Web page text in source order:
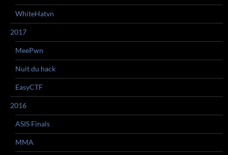
WhiteHatvn
2017
MeePwn
Nuit du hack
EasyCTF
2016
ASIS Finals
MMA